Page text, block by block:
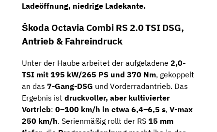
Ladeöffnung, niedrige Ladekante.
Škoda Octavia Combi RS 2.0 TSI DSG,
Antrieb & Fahreindruck
Unter der Haube arbeitet der aufgeladene 2,0-
TSI mit 195 kW/265 PS und 370 Nm, gekoppelt
an das 7-Gang-DSG und Vorderradantrieb. Das
Ergebnis ist druckvoller, aber kultivierter
Vortrieb: 0–100 km/h in etwa 6,4–6,5 s, V-max
250 km/h. Serienmäßig rollt der RS 15 mm